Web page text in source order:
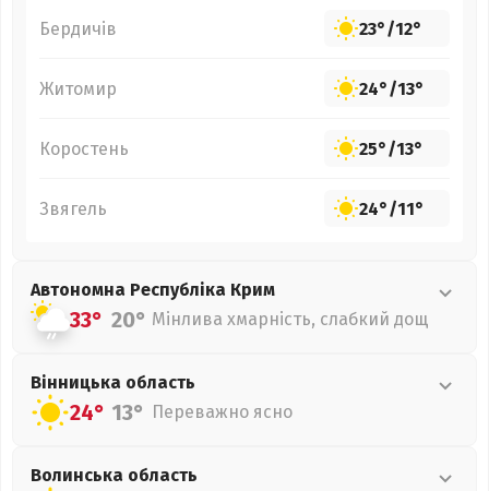
Бердичів 23°/12°
Житомир 24°/13°
Коростень 25°/13°
Звягель 24°/11°
Автономна Республіка Крим
33° 20° Мінлива хмарність, слабкий дощ
Вінницька область
24° 13° Переважно ясно
Волинська область